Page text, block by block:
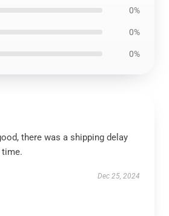
0%
0%
0%
there was a shipping delay
Dec 25, 2024